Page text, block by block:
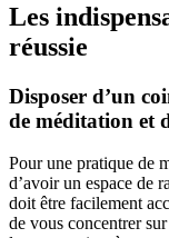
Les
réussie
Disposer d’un
de méditation et
Pour une pratique de
d’avoir un espace de
doit être facilement
de vous concentrer